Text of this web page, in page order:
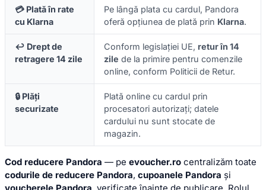
💳 Plată în rate
cu Klarna
Pe lângă plata cu cardul, Pandora
oferă opțiunea de plată prin Klarna.
↩️ Drept de
retragere 14 zile
Conform legislației UE, retur în 14
zile de la primire pentru comenzile
online, conform Politicii de Retur.
🔒 Plăți
securizate
Plată online cu cardul prin
procesatori autorizați; datele
cardului nu sunt stocate de
magazin.
Cod reducere Pandora — pe evoucher.ro centralizăm toate
codurile de reducere Pandora, cupoanele Pandora și